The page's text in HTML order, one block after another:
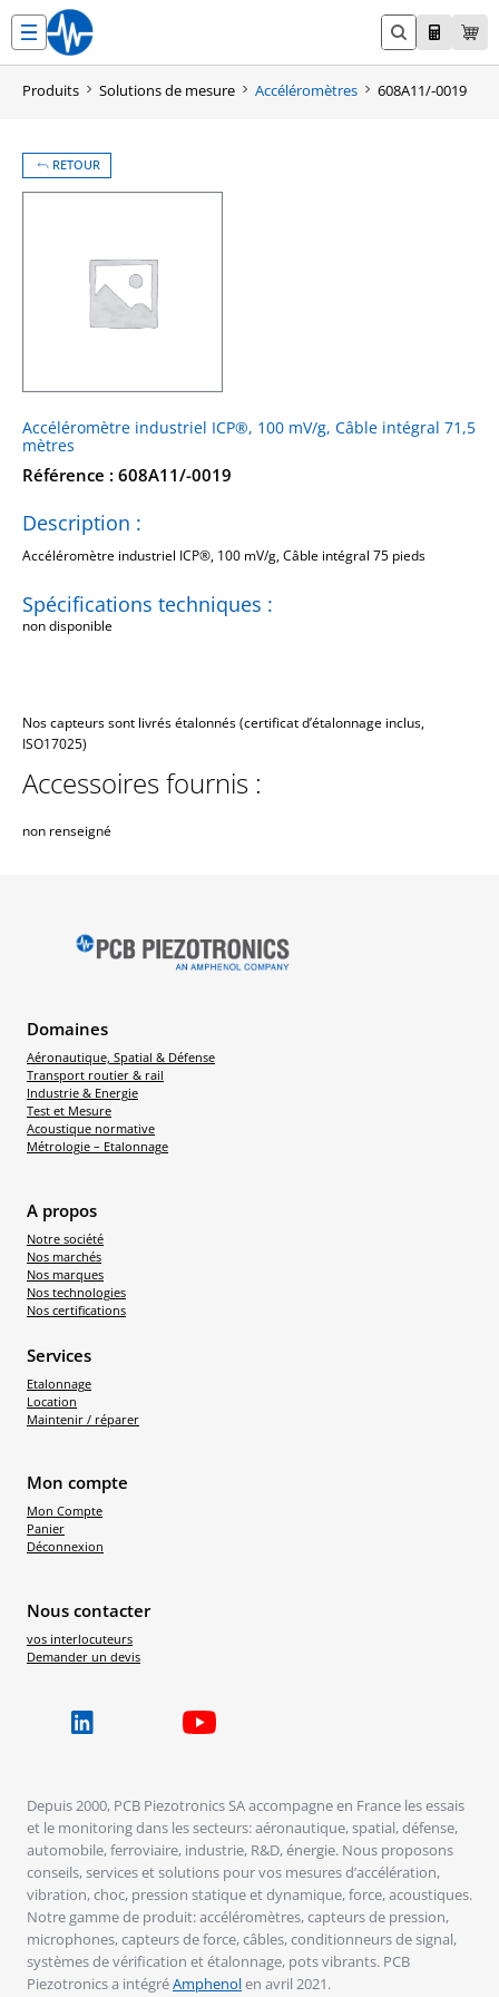
contenu
Produits Solutions de mesure Accéléromètres 608A11/-0019
RETOUR
Accéléromètre industriel ICP®, 100 mV/g, Câble intégral 71,5
mètres
Référence : 608A11/-0019
Spécifications techniques :
non disponible
Description :
Accéléromètre industriel ICP®, 100 mV/g, Câble intégral 75 pieds
Nos capteurs sont livrés étalonnés (certificat d’étalonnage inclus,
ISO17025)
Accessoires fournis :
non renseigné
Domaines
Aéronautique, Spatial & Défense
Transport routier & rail
Industrie & Energie
Test et Mesure
Acoustique normative
Métrologie – Etalonnage
A propos
Notre société
Nos marchés
Nos marques
Nos technologies
Nos certifications
Services
Etalonnage
Location
Maintenir / réparer
Mon compte
Mon Compte
Panier
Déconnexion
Nous contacter
vos interlocuteurs
Demander un devis
Depuis 2000, PCB Piezotronics SA accompagne en France les essais
et le monitoring dans les secteurs: aéronautique, spatial, défense,
automobile, ferroviaire, industrie, R&D, énergie. Nous proposons
conseils, services et solutions pour vos mesures d’accélération,
vibration, choc, pression statique et dynamique, force, acoustiques.
Notre gamme de produit: accéléromètres, capteurs de pression,
microphones, capteurs de force, câbles, conditionneurs de signal,
systèmes de vérification et étalonnage, pots vibrants. PCB
Piezotronics a intégréAmphenolen avril 2021.